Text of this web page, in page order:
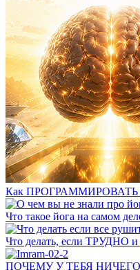
Как ПРОГРАММИРОВАТЬ
Что такое йога на самом
Что делать, если ТРУДНО
ПОЧЕМУ У ТЕБЯ